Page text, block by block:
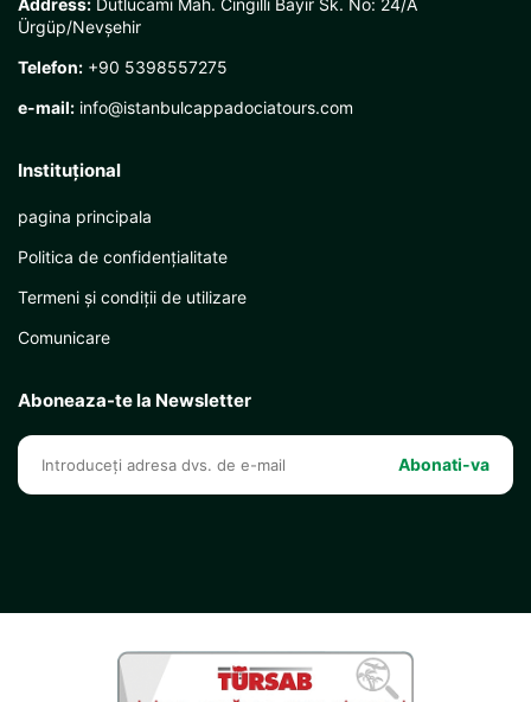
Address: Dutlucami Mah. Cingilli Bayır Sk. No: 24/A
Ürgüp/Nevşehir
Telefon: +90 5398557275
e-mail: info@istanbulcappadociatours.com
Instituţional
pagina principala
Politica de confidențialitate
Termeni și condiții de utilizare
Comunicare
Aboneaza-te la Newsletter
Abonati-va